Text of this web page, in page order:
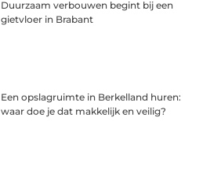
Duurzaam verbouwen begint bij een
gietvloer in Brabant
Een opslagruimte in Berkelland huren:
waar doe je dat makkelijk en veilig?